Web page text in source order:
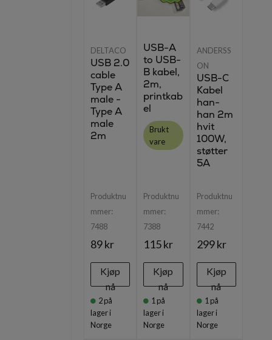
DELTACO
USB 2.0
cable
Type A
male -
Type A
male
2m
Produktnu
mmer:
7488
89 kr
Kjøp
nå
2på
lager i
Norge
USB-A
to USB-
B kabel,
2m,
printkab
el
Brukt
vare
Produktnu
mmer:
7388
115 kr
Kjøp
nå
1 på
lager i
Norge
ANDERSS
ON
USB-C
Kabel
han-
han 2m
hvit
100W,
støtter
5A
Produktnu
mmer:
7442
299 kr
Kjøp
nå
1 på
lager i
Norge